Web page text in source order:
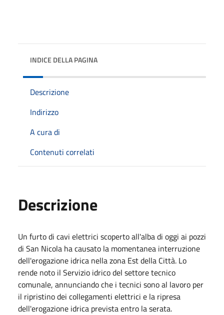
INDICE DELLA PAGINA
Descrizione
Indirizzo
A cura di
Contenuti correlati
Descrizione
Un furto di cavi elettrici scoperto all'alba di oggi ai pozzi
di San Nicola ha causato la momentanea interruzione
dell'erogazione idrica nella zona Est della Città. Lo
rende noto il Servizio idrico del settore tecnico
comunale, annunciando che i tecnici sono al lavoro per
il ripristino dei collegamenti elettrici e la ripresa
dell'erogazione idrica prevista entro la serata.